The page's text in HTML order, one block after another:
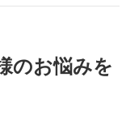
のお悩みを